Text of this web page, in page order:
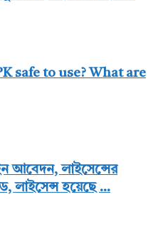
safe to use? What are
আবেদন, লাইসেন্সের
হয়েছে ...